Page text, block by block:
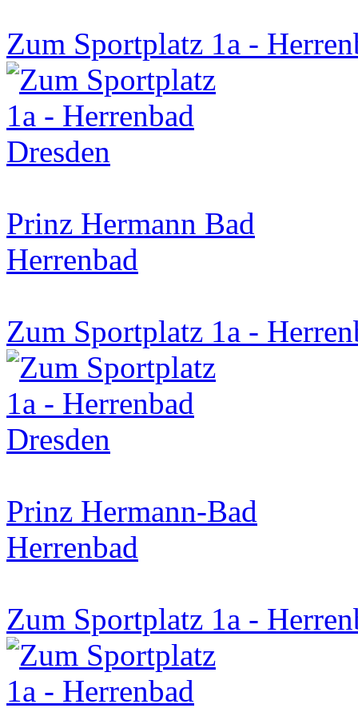
Zum Sportplatz 1a -
Prinz Hermann Bad
Herrenbad
Zum Sportplatz 1a -
Prinz Hermann-Bad
Herrenbad
Zum Sportplatz 1a -